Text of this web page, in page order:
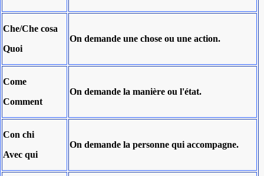
Che/Che cosa
Quoi
On demande une chose ou une action.
Come
Comment
On demande la manière ou l'état.
Con chi
Avec qui
On demande la personne qui accompagne.